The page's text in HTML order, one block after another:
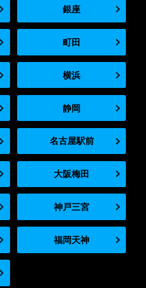
銀座
町田
横浜
静岡
名古屋駅前
大阪梅田
神戸三宮
福岡天神